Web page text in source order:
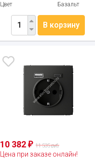
Цвет
Базальт
В корзину
10 382₽ 11 535 руб.
Цена при заказе онлайн!